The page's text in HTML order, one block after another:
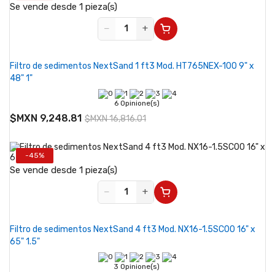
Se vende desde 1 pieza(s)
−
+
Filtro de sedimentos NextSand 1 ft3 Mod. HT765NEX-100 9" x
48" 1"
6 Opinione(s)
$MXN 9,248.81 $MXN 16,816.01
-45%
Se vende desde 1 pieza(s)
−
+
Filtro de sedimentos NextSand 4 ft3 Mod. NX16-1.5SC00 16" x
65" 1.5"
3 Opinione(s)